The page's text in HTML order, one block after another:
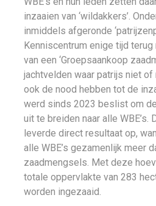
inzaaien van ‘wildakkers’.
inmiddels afgeronde
Kenniscentrum enige tijd
van een ‘Groepsaankoop
jachtvelden waar patrijs niet
ook de nood hebben tot de
werd sinds 2023 beslist om
uit te breiden naar alle WBE’s.
leverde direct resultaat op,
alle WBE’s gezamenlijk meer
zaadmengsels. Met deze
totale oppervlakte van 283
worden ingezaaid.